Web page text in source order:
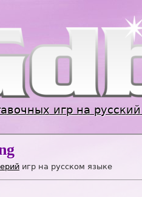
игр на
игр на русском языке